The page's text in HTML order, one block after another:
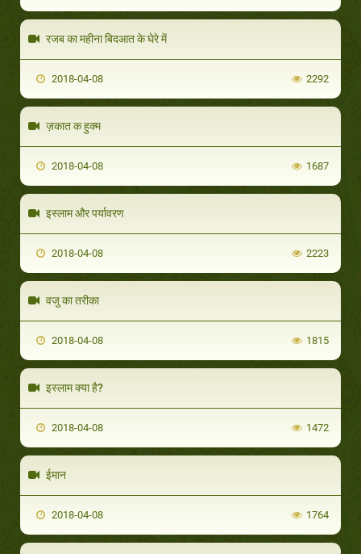
रजब का महीना बिदआत के घेरे में
2018-04-08 2292
ज़कात क हुक्म
2018-04-08 1687
इस्लाम और पर्यावरण
2018-04-08 2223
वजु का तरीका
2018-04-08 1815
इस्लाम क्या है?
2018-04-08 1472
ईमान
2018-04-08 1764